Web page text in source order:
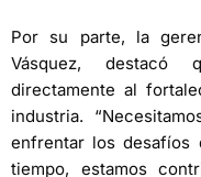
Por su parte, la
Vásquez, destacó
directamente al
industria.
enfrentar los desafíos
tiempo, estamos